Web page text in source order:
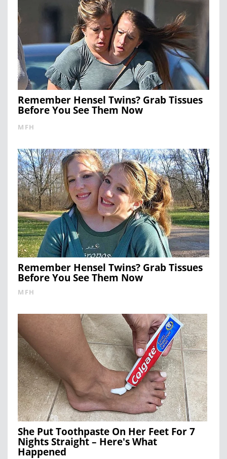
Remember Hensel Twins? Grab Tissues
Before You See Them Now
MFH
Remember Hensel Twins? Grab Tissues
Before You See Them Now
MFH
She Put Toothpaste On Her Feet For 7
Nights Straight – Here's What
Happened